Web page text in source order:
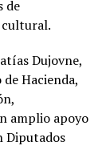
de
Dujovne,
Hacienda,
amplio apoyo
Diputados